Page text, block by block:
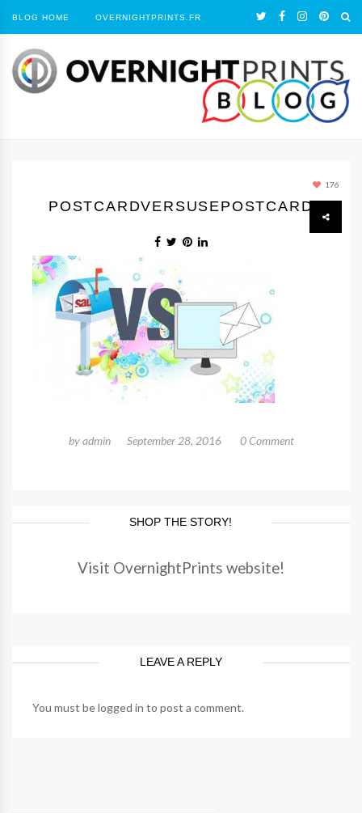
BLOG HOME OVERNIGHTPRINTS.FR
176
POSTCARDVERSUSEPOSTCARD11
byadmin September 28, 2016 0 Comment
SHOP THE STORY!
Visit OvernightPrints website!
LEAVE A REPLY
You must belogged in to post a comment.